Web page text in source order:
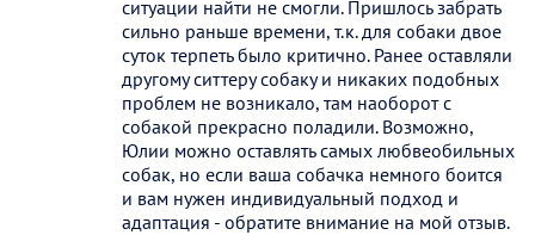
ситуации найти не смогли. Пришлось забрать
сильно раньше времени, т.к. для собаки двое
суток терпеть было критично. Ранее оставляли
другому ситтеру собаку и никаких подобных
проблем не возникало, там наоборот с
собакой прекрасно поладили. Возможно,
Юлии можно оставлять самых любвеобильных
собак, но если ваша собачка немного боится
и вам нужен индивидуальный подход и
адаптация - обратите внимание на мой отзыв.